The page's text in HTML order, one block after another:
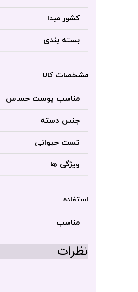
کشور مبدا
بسته بندی
مشخصات کالا
مناسب پوست حساس
جنس دسته
تست حیوانی
ویژگی ها
استفاده
مناسب
نظرات